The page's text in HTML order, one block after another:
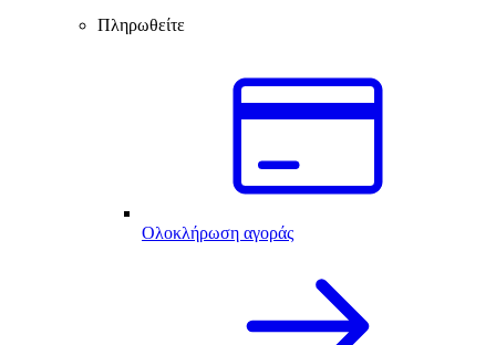
Πληρωθείτε
Ολοκλήρωση αγοράς